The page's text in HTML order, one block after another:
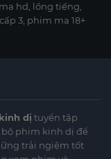
hd, lồng tiếng,
3, phim ma 18+
dị tuyển tập
phim kinh dị để
trải ngiệm tốt